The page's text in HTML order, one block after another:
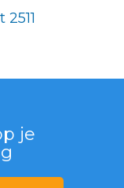
je